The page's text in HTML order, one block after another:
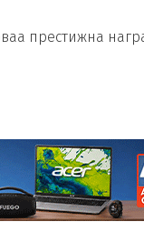
престижна